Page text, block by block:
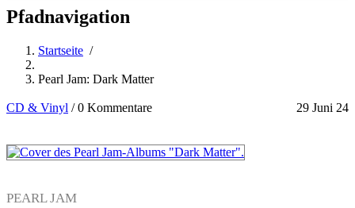
Pfadnavigation
Startseite /
Pearl Jam: Dark Matter
CD & Vinyl 29 Juni 24
/0 Kommentare
PEARL JAM